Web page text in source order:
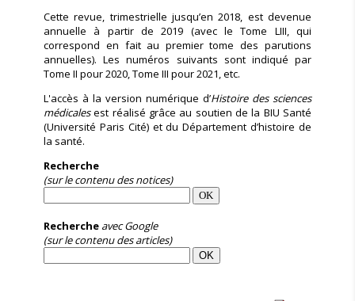
Cette revue, trimestrielle jusqu’en 2018, est devenue
annuelle à partir de 2019 (avec le Tome LIII, qui
correspond en fait au premier tome des parutions
annuelles). Les numéros suivants sont indiqué par
Tome II pour 2020, Tome III pour 2021, etc.
L'accès à la version numérique d’Histoire des sciences
médicalesest réalisé grâce au soutien de la BIU Santé
(Université Paris Cité) et du Département d’histoire de
la santé.
Recherche
(sur le contenu des notices)
Recherche avec Google
(sur le contenu des articles)